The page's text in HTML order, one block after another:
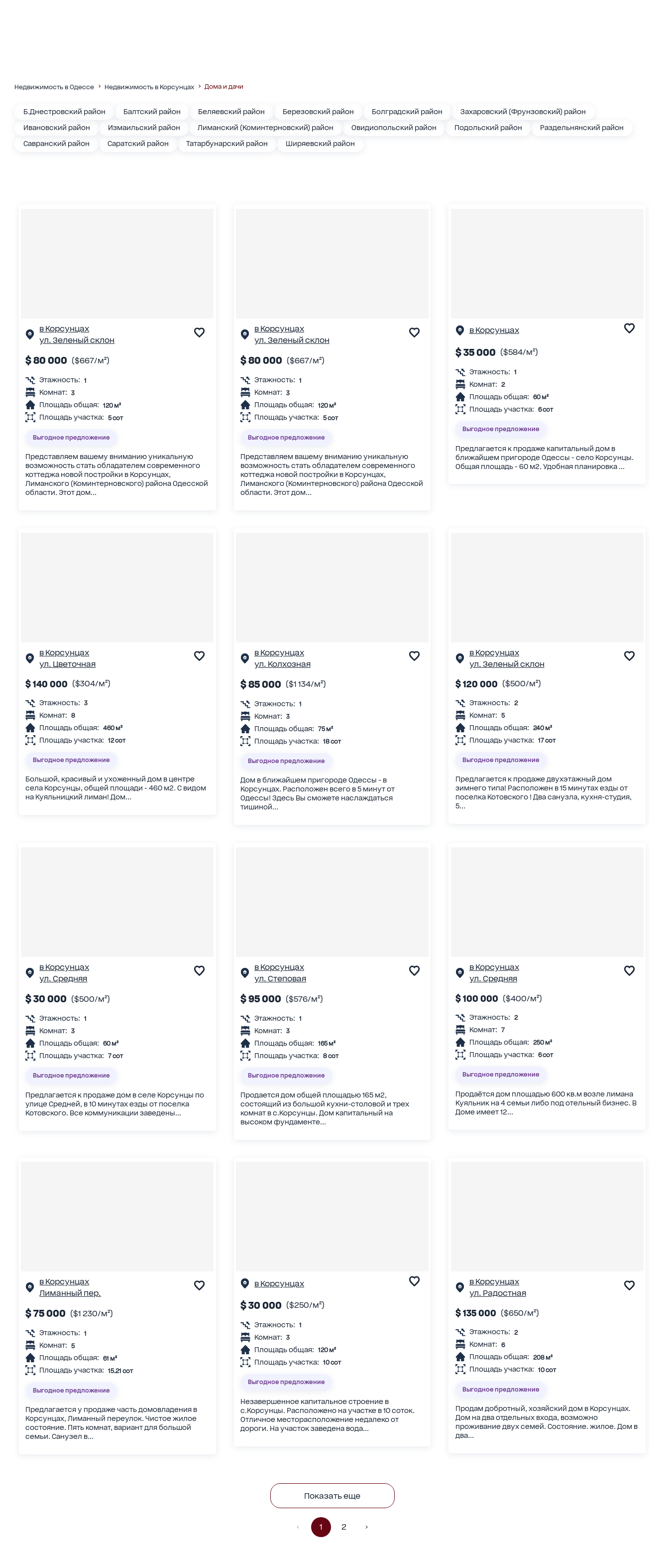
Недвижимость в Одессе Недвижимость в Корсунцах Дома и дачи
Б.Днестровский район Балтский район Беляевский район Березовский район Болградский район
Захаровский (Фрунзовский) район
Ивановский район
Измаильский район Лиманский (Коминтерновский) район Овидиопольский район Подольский район
Раздельнянский район
Савранский район
Саратский район Татарбунарский район Ширяевский район
в Корсунцах
ул. Зеленый склон
$ 80 000 ($667/м²)
Этажность: 1
Комнат: 3
Площадь общая: 120 м²
Площадь участка: 5 сот
Выгодное предложение
Представляем вашему вниманию уникальную
возможность стать обладателем современного
коттеджа новой постройки в Корсунцах,
Лиманского (Коминтерновского) района Одесской
области. Этот дом...
в Корсунцах
ул. Зеленый склон
$ 80 000 ($667/м²)
Этажность: 1
Комнат: 3
Площадь общая: 120 м²
Площадь участка: 5 сот
Выгодное предложение
Представляем вашему вниманию уникальную
возможность стать обладателем современного
коттеджа новой постройки в Корсунцах,
Лиманского (Коминтерновского) района Одесской
области. Этот дом...
в Корсунцах
$ 35 000 ($584/м²)
Этажность: 1
Комнат: 2
Площадь общая: 60 м²
Площадь участка: 6 сот
Выгодное предложение
Предлагается к продаже капитальный дом в
ближайшем пригороде Одессы - село Корсунцы.
Общая площадь - 60 м2. Удобная планировка ...
в Корсунцах
ул. Цветочная
$ 140 000 ($304/м²)
Этажность: 3
Комнат: 8
Площадь общая: 460 м²
Площадь участка: 12 сот
Выгодное предложение
Большой, красивый и ухоженный дом в центре
села Корсунцы, общей площади - 460 м2. С видом
на Куяльницкий лиман! Дом...
в Корсунцах
ул. Колхозная
$ 85 000 ($1 134/м²)
Этажность: 1
Комнат: 3
Площадь общая: 75 м²
Площадь участка: 18 сот
Выгодное предложение
Дом в ближайшем пригороде Одессы - в
Корсунцах. Расположен всего в 5 минут от
Одессы! Здесь Вы сможете наслаждаться
тишиной...
в Корсунцах
ул. Зеленый склон
$ 120 000 ($500/м²)
Этажность: 2
Комнат: 5
Площадь общая: 240 м²
Площадь участка: 17 сот
Выгодное предложение
Предлагается к продаже двухэтажный дом
зимнего типа! Расположен в 15 минутах езды от
поселка Котовского ! Два санузла, кухня-студия,
5...
в Корсунцах
ул. Средняя
$ 30 000 ($500/м²)
Этажность: 1
Комнат: 3
Площадь общая: 60 м²
Площадь участка: 7 сот
Выгодное предложение
Предлагается к продаже дом в селе Корсунцы по
улице Средней, в 10 минутах езды от поселка
Котовского. Все коммуникации заведены...
в Корсунцах
ул. Степовая
$ 95 000 ($576/м²)
Этажность: 1
Комнат: 3
Площадь общая: 165 м²
Площадь участка: 8 сот
Выгодное предложение
Продается дом общей площадью 165 м2,
состоящий из большой кухни-столовой и трех
комнат в с.Корсунцы. Дом капитальный на
высоком фундаменте...
в Корсунцах
ул. Средняя
$ 100 000 ($400/м²)
Этажность: 2
Комнат: 7
Площадь общая: 250 м²
Площадь участка: 6 сот
Выгодное предложение
Продаётся дом площадью 600 кв.м возле лимана
Куяльник на 4 семьи либо под отельный бизнес. В
Доме имеет 12...
в Корсунцах
Лиманный пер.
$ 75 000 ($1 230/м²)
Этажность: 1
Комнат: 5
Площадь общая: 61 м²
Площадь участка: 15.21 сот
Выгодное предложение
Предлагается у продаже часть домовладения в
Корсунцах, Лиманный переулок. Чистое жилое
состояние. Пять комнат, вариант для большой
семьи. Санузел в...
в Корсунцах
$ 30 000 ($250/м²)
Этажность: 1
Комнат: 3
Площадь общая: 120 м²
Площадь участка: 10 сот
Выгодное предложение
Незавершенное капитальное строение в
с.Корсунцы. Расположено на участке в 10 соток.
Отличное месторасположение недалеко от
дороги. На участок заведена вода...
в Корсунцах
ул. Радостная
$ 135 000 ($650/м²)
Этажность: 2
Комнат: 6
Площадь общая: 208 м²
Площадь участка: 10 сот
Выгодное предложение
Продам добротный, хозяйский дом в Корсунцах.
Дом на два отдельных входа, возможно
проживание двух семей. Состояние. жилое. Дом в
два...
Показать еще
1 2